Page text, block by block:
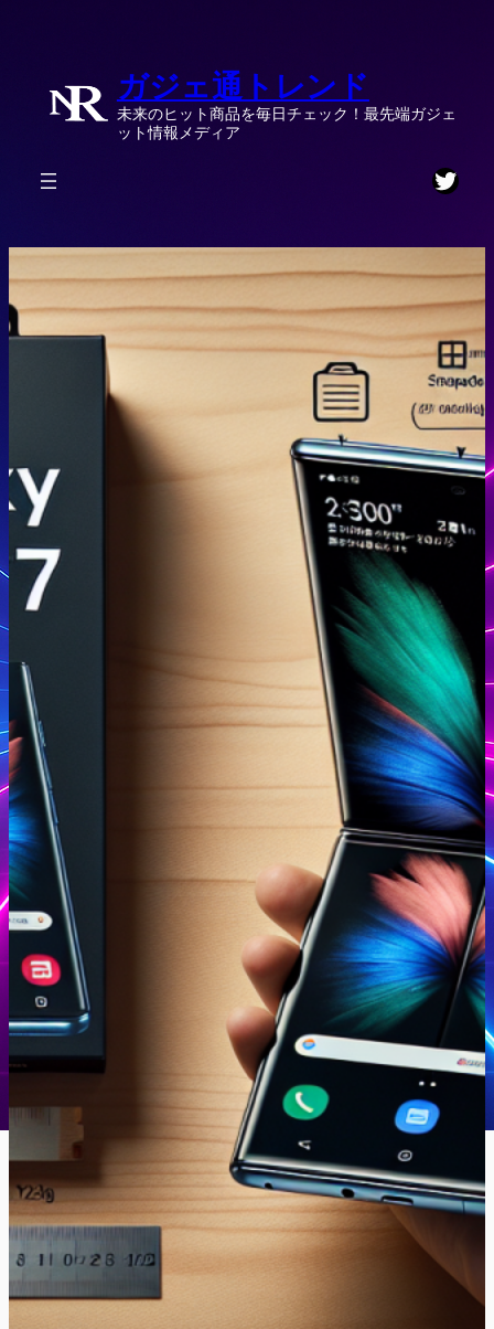
ガジェ通トレンド
未来のヒット商品を毎日チェック！最先端ガジェ
ット情報メディア